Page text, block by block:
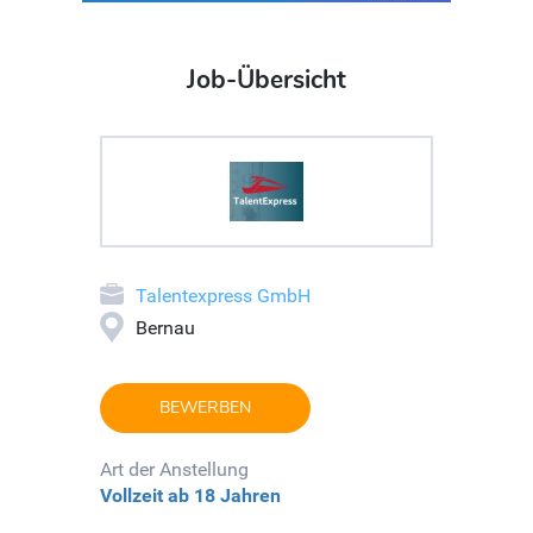
Job-Übersicht
Talentexpress GmbH
Bernau
BEWERBEN
Art der Anstellung
Vollzeit ab 18 Jahren